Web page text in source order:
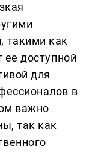
такими как
ее доступной
для
в
важно
так как